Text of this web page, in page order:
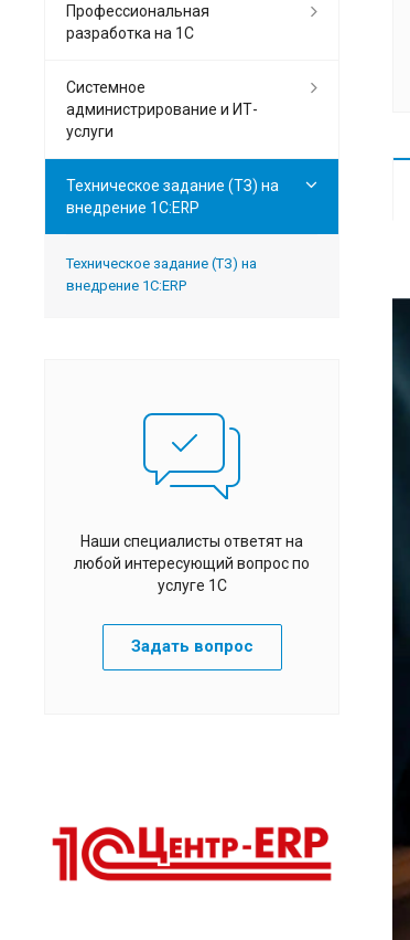
Профессиональная
разработка на 1С
Системное
администрирование и ИТ-
услуги
Техническое задание (ТЗ) на
внедрение 1С:ERP
Техническое задание (ТЗ) на
внедрение 1С:ERP
Наши специалисты ответят на
любой интересующий вопрос по
услуге 1С
Задать вопрос